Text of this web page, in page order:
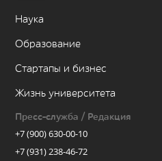
Наука
Образование
Стартапы и бизнес
Жизнь университета
Пресс-служба / Редакция
+7 (900) 630-00-10
+7 (931) 238-46-72